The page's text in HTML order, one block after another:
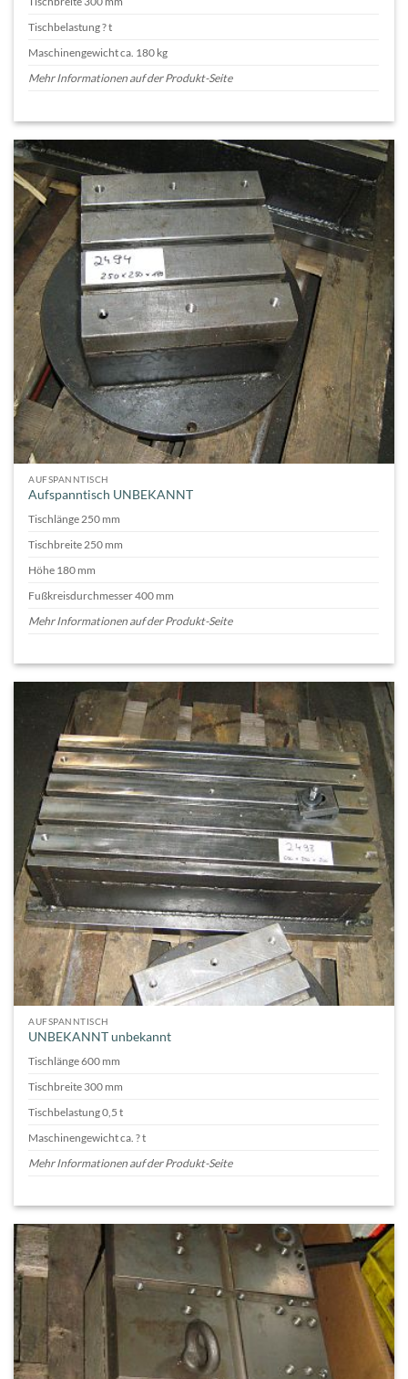
Tischbelastung ? t
Maschinengewicht ca. 180 kg
Mehr Informationen auf der Produkt-Seite
AUFSPANNTISCH
Aufspanntisch UNBEKANNT
Tischlänge 250 mm
Tischbreite 250 mm
Höhe 180 mm
Fußkreisdurchmesser 400 mm
Mehr Informationen auf der Produkt-Seite
AUFSPANNTISCH
UNBEKANNT unbekannt
Tischlänge 600 mm
Tischbreite 300 mm
Tischbelastung 0,5 t
Maschinengewicht ca. ? t
Mehr Informationen auf der Produkt-Seite